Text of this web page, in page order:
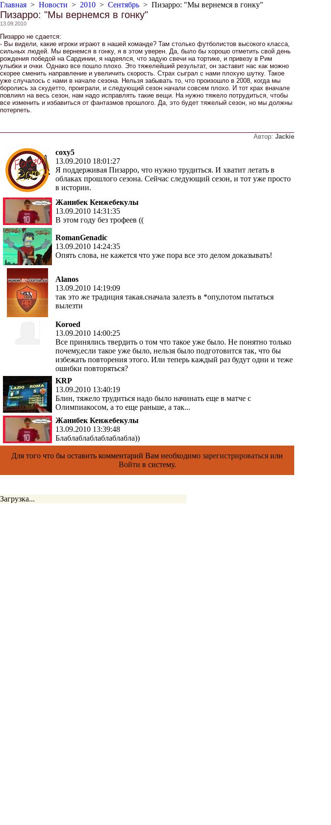
Главная > Новости > 2010 > Сентябрь > Пизарро: "Мы вернемся в гонку"
Пизарро: "Мы вернемся в гонку"
13.09.2010
Пизарро не сдается:
- Вы видели, какие игроки играют в нашей команде? Там столько футболистов высокого класса,
сильных людей. Мы вернемся в гонку, я в этом уверен. Да, было бы хорошо отметить свой день
рождения победой на Сардинии, я надеялся, что задую свечи на тортике, и привезу в Рим
улыбки и очки. Однако все пошло плохо. Это тяжелейший результат, он заставит нас как можно
скорее сменить направление и увеличить скорость. Страх сыграл с нами плохую шутку. Такое
уже случалось с нами в начале сезона. Нельзя забывать то, что произошло в 2008, когда мы
боролись за скудетто, проиграли, и следующий сезон начали совсем плохо. И тот крах вначале
повлиял на весь сезон, нам надо исправлять такие вещи. На нужно тяжело потрудиться, чтобы
все изменить и избавиться от фантазмов прошлого. Да, это будет тяжелый сезон, но мы должны
потерпеть.
Автор: Jackie
coxy5
13.09.2010 18:01:27
Я поддерживая Пизарро, что нужно трудиться. И хватит летать в
облаках прошлого сезона. Сейчас следующий сезон, и тот уже просто
в истории.
Жанибек Кенжебекулы
13.09.2010 14:31:35
В этом году без трофеев ((
RomanGenadic
13.09.2010 14:24:35
Опять слова, не кажется что уже пора все это делом доказывать!
Alanos
13.09.2010 14:19:09
так это же традиция такая.сначала залезть в *опу,потом пытаться
вылезти
Koroed
13.09.2010 14:00:25
Все принялись твердить о том что такое уже было. Не понятно только
почему,если такое уже было, нельзя было подготовится так, что бы
избежать повторения этого. Или теперь каждый раз будут одни и теже
ошибки повторяться?
KRP
13.09.2010 13:40:19
Блин, тяжело трудиться надо было начинать еще в матче с
Олимпиакосом, а то еще раньше, а так...
Жанибек Кенжебекулы
13.09.2010 13:39:48
Блаблаблаблаблаблабла))
Для того что бы оставить комментарий Вам необходимо зарегистрироваться или
Войти в систему.
Загрузка...